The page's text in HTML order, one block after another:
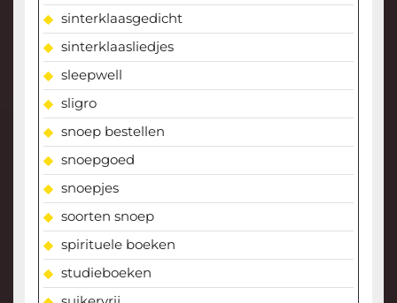
sinterklaasgedicht
sinterklaasliedjes
sleepwell
sligro
snoep bestellen
snoepgoed
snoepjes
soorten snoep
spirituele boeken
studieboeken